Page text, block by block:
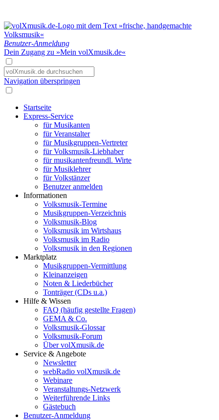
Benutzer-Anmeldung
Dein Zugang zu »Mein volXmusik.de«
Navigation überspringen
Startseite
Express-Service
für Musikanten
für Veranstalter
für Musikgruppen-Vertreter
für Volksmusik-Liebhaber
für musikantenfreundl. Wirte
für Musiklehrer
für Volkstänzer
Benutzer anmelden
Informationen
Volksmusik-Termine
Musikgruppen-Verzeichnis
Volksmusik-Blog
Volksmusik im Wirtshaus
Volksmusik im Radio
Volksmusik in den Regionen
Marktplatz
Musikgruppen-Vermittlung
Kleinanzeigen
Noten & Liederbücher
Tonträger (CDs u.a.)
Hilfe & Wissen
FAQ (häufig gestellte Fragen)
GEMA & Co.
Volksmusik-Glossar
Volksmusik-Forum
Über volXmusik.de
Service & Angebote
Newsletter
webRadio volXmusik.de
Webinare
Veranstaltungs-Netzwerk
Weiterführende Links
Gästebuch
Benutzer-Anmeldung